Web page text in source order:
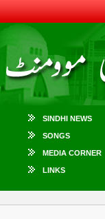
SINDHI NEWS
SONGS
MEDIA CORNER
LINKS